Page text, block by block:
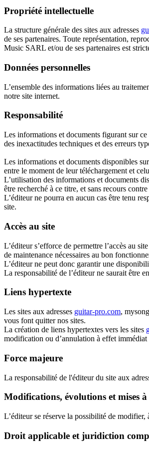
Propriété intellectuelle
La structure générale des sites aux adresses
de ses partenaires. Toute représentation,
Music SARL et/ou de ses partenaires est
Données personnelles
L’ensemble des informations liées au
notre site internet.
Responsabilité
Les informations et documents figurant sur
des inexactitudes techniques et des erreurs
Les informations et documents disponibles
entre le moment de leur téléchargement et
L’utilisation des informations et documents
être recherché à ce titre, et sans recours
L’éditeur ne pourra en aucun cas être tenu
site.
Accès au site
L’éditeur s’efforce de permettre l’accès au
de maintenance nécessaires au bon
L’éditeur ne peut donc garantir une
La responsabilité de l’éditeur ne saurait être
Liens hypertexte
Les sites aux adresses guitar-pro.com,
vous font quitter nos sites.
La création de liens hypertextes vers les sites
modification ou d’annulation à effet immédiat
Force majeure
La responsabilité de l'éditeur du site aux
Modifications, évolutions et mises
L’éditeur se réserve la possibilité de
Droit applicable et juridiction